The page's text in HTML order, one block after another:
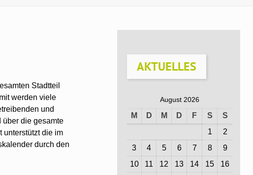
Stadtteil
werden viele
und
die gesamte
unterstützt die im
durch den
AKTUELLES
August 2026
M D M D F S
S
1
2
3
4 5 6 7 8
9
10
11 12 13 14 15
16